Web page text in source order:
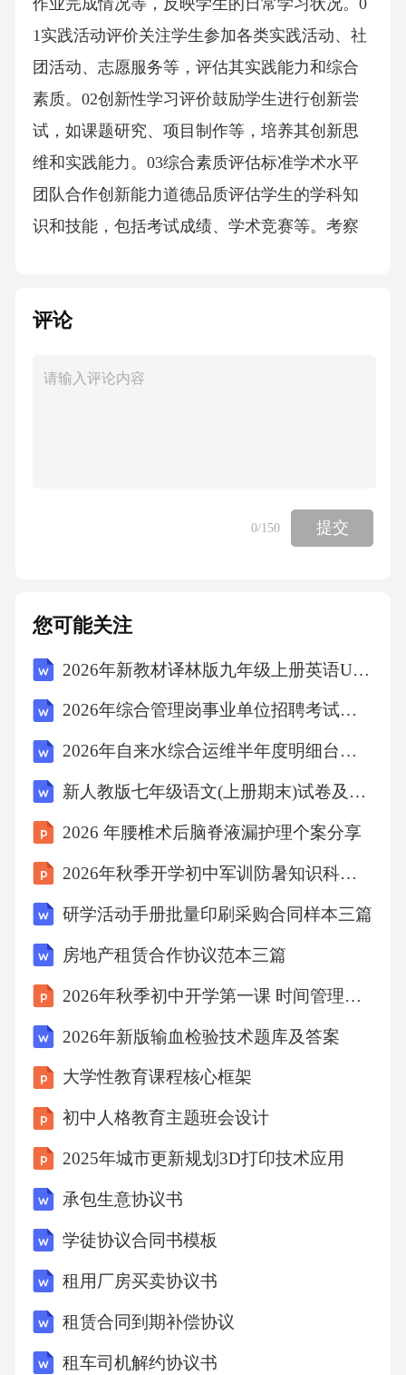
作业完成情况等，反映学生的日常学习状况。0
1实践活动评价关注学生参加各类实践活动、社
团活动、志愿服务等，评估其实践能力和综合
素质。02创新性学习评价鼓励学生进行创新尝
试，如课题研究、项目制作等，培养其创新思
维和实践能力。03综合素质评估标准学术水平
团队合作创新能力道德品质评估学生的学科知
识和技能，包括考试成绩、学术竞赛等。考察
通能力，包括领导能力、团队精神等。关注学
奉献精神等。动态监测数据平台通过课堂表
化发展。数据分析与反馈将分析结果以直观、
易懂的形式展示，方便教师、学生和家长查看
新和学科素养提升，确保教学内容的前沿性和
科学性。学科素养提升教育方法创新教育技术
应用鼓励教师探索新型教学方法，如项目式学
学习能力。培养教师熟练掌握现代教育技术，
如多媒体教学、在线教学等，以适应教育现代
化的需求。职业发展赋能体系多元评价机制建
立多元化的教师评价体系，包括学生评价、同
能力和水平。持续培训与学习职称与晋升激励
为教师提供持续的职业培训和学习机会，帮助
教师不断更新教育观念和教学方法，提升职业
素养。优化教师职称评定和晋升机制，鼓励教
师积极参与教学改革和科研活动，提高职业发
展空间。123师生互动模式升级构建和谐关系建
立师生之间的信任和合作关系，营造积极、健
康、和谐的师生关系氛围。03在互动中尊重学
教学过程，发挥主动性和创造性。02尊重学生
主体增进师生交流通过课堂讨论、课后辅导等
方式，增进师生之间的互动和沟通，了解学生
的学习需求和困难。0106政策保障协同机制改
革配套政策解读通过制定、调整和完善教育政
策，推动教育改革不断向前发展，确保教育公
评论
0/150 提交
您可能关注
2026年新教材译林版九年级上册英语Unit 5 Music speaks单元知识清单
2026年综合管理岗事业单位招聘考试笔试试题（含答案）
2026年自来水综合运维半年度明细台账内勤招聘考试笔试试题（含答案）
新人教版七年级语文(上册期末)试卷及答案(真题)
2026 年腰椎术后脑脊液漏护理个案分享
2026年秋季开学初中军训防暑知识科普班会
研学活动手册批量印刷采购合同样本三篇
房地产租赁合作协议范本三篇
2026年秋季初中开学第一课 时间管理与高效学习课件
2026年新版输血检验技术题库及答案
大学性教育课程核心框架
初中人格教育主题班会设计
2025年城市更新规划3D打印技术应用
承包生意协议书
学徒协议合同书模板
租用厂房买卖协议书
租赁合同到期补偿协议
租车司机解约协议书